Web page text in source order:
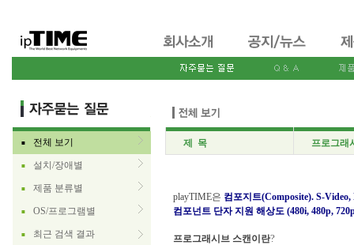
■ 전체 보기
■ 설치/장애별
■ 제품 분류별
■ OS/프로그램별
■ 최근 검색 결과
제 목 프로그래
playTIME은 컴포지트(Composite). S-
컴포넌트 단자 지원 해상도 (480i, 480p,
프로그래시브 스캔이란?